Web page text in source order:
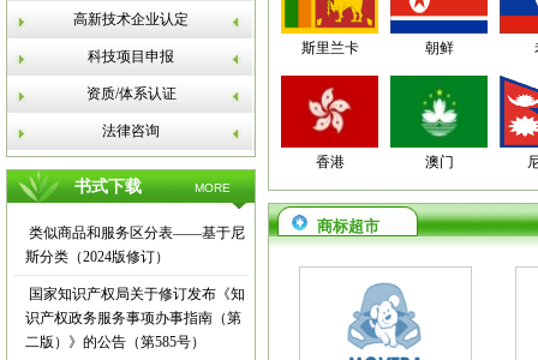
高新技术企业认定
科技项目申报
资质/体系认证
法律咨询
书式下载 MORE
类似商品和服务区分表——基于尼
斯分类（2024版修订）
国家知识产权局关于修订发布《知
识产权政务服务事项办事指南（第
二版）》的公告（第585号）
斯里兰卡 朝鲜
香港 澳门
商标超市